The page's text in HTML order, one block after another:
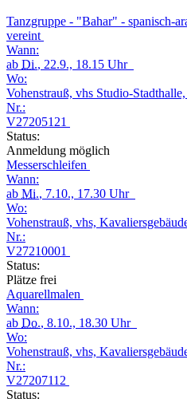
Tanzgruppe - "Bahar" - spanisch-
vereint
Wann:
ab Di., 22.9., 18.15 Uhr
Wo:
Vohenstrauß, vhs Studio-
Nr.:
V27205121
Status:
Anmeldung möglich
Messerschleifen
Wann:
ab Mi., 7.10., 17.30 Uhr
Wo:
Vohenstrauß, vhs,
Nr.:
V27210001
Status:
Plätze frei
Aquarellmalen
Wann:
ab Do., 8.10., 18.30 Uhr
Wo:
Vohenstrauß, vhs,
Nr.:
V27207112
Status: